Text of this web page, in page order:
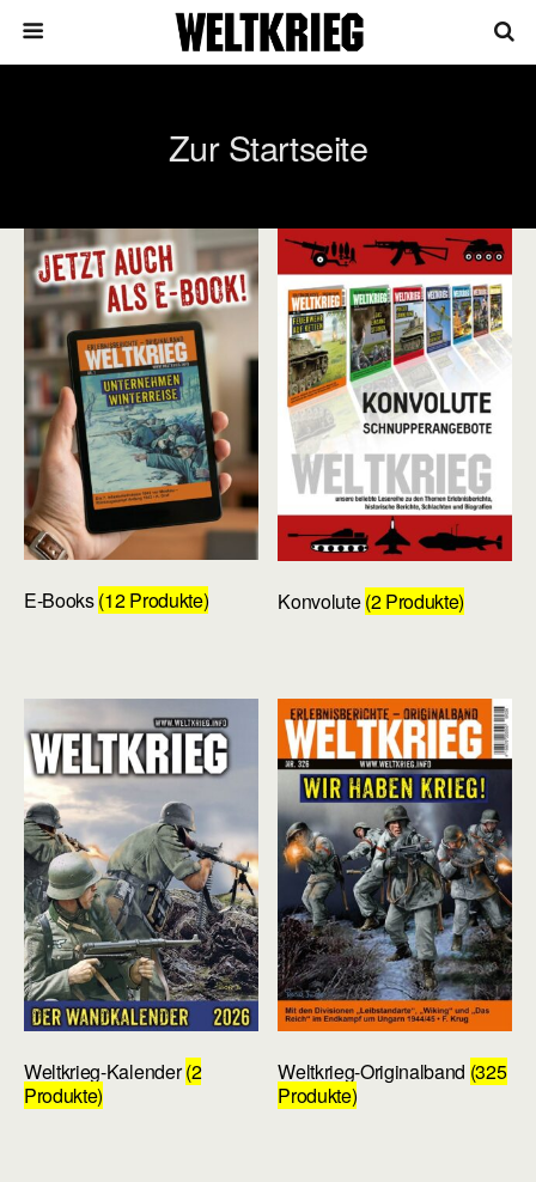
Zur Startseite
E-Books(12 Produkte) Konvolute(2 Produkte)
Weltkrieg-Kalender(2
Produkte)
Weltkrieg-Originalband (325
Produkte)